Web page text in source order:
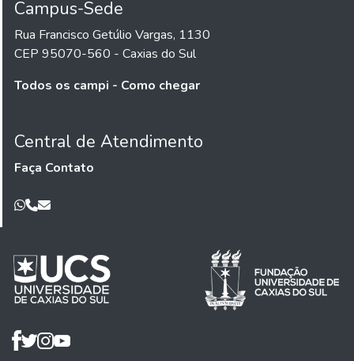
Campus-Sede
Rua Francisco Getúlio Vargas, 1130
CEP 95070-560 - Caxias do Sul
Todos os campi - Como chegar
Central de Atendimento
Faça Contato